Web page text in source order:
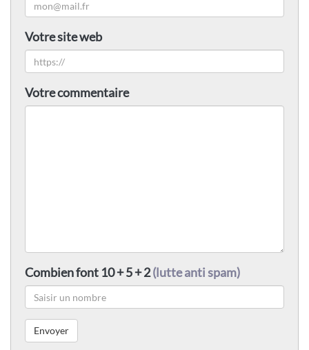
Votre site web
Votre commentaire
Combien font 10 + 5 + 2(lutte anti spam)